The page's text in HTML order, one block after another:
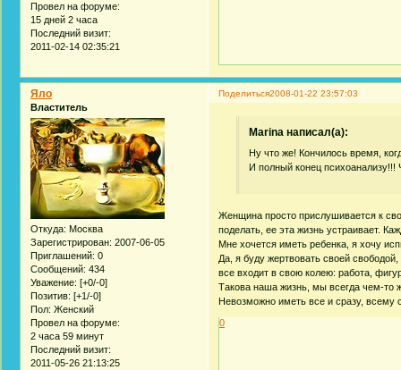
Провел на форуме:
15 дней 2 часа
Последний визит:
2011-02-14 02:35:21
Поделиться2008-01-22 23:57:03
Яло
Властитель
Откуда: Москва
Зарегистрирован: 2007-06-05
Приглашений: 0
Сообщений: 434
Уважение: [+0/-0]
Позитив: [+1/-0]
Пол: Женский
Провел на форуме:
2 часа 59 минут
Последний визит:
2011-05-26 21:13:25
Marina написал(а):
Ну что же! Кончилось время,
И полный конец психоанализу!!!
Женщина просто прислушивается к
поделать, ее эта жизнь устраивает.
Мне хочется иметь ребенка, я хочу
Да, я буду жертвовать своей
все входит в свою колею: работа,
Такова наша жизнь, мы всегда чем-то
Невозможно иметь все и сразу, всему
0